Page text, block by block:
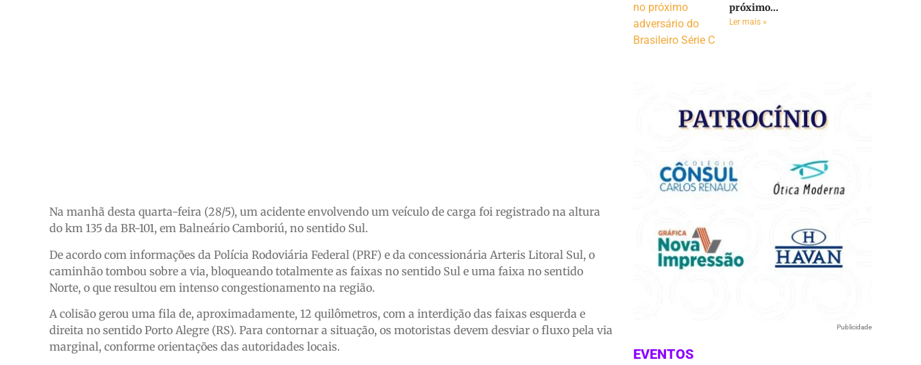
Na manhã desta quarta-feira (28/5), um acidente envolvendo um veículo de carga foi registrado na altura
do km 135 da BR-101, em Balneário Camboriú, no sentido Sul.
De acordo com informações da Polícia Rodoviária Federal (PRF) e da concessionária Arteris Litoral Sul, o
caminhão tombou sobre a via, bloqueando totalmente as faixas no sentido Sul e uma faixa no sentido
Norte, o que resultou em intenso congestionamento na região.
A colisão gerou uma fila de, aproximadamente, 12 quilômetros, com a interdição das faixas esquerda e
direita no sentido Porto Alegre (RS). Para contornar a situação, os motoristas devem desviar o fluxo pela via
marginal, conforme orientações das autoridades locais.
próximo...
Ler mais »
Publicidade
EVENTOS